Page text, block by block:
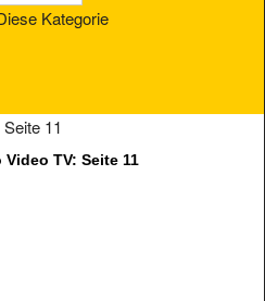
Kategorie
Seite 11
TV: Seite 11